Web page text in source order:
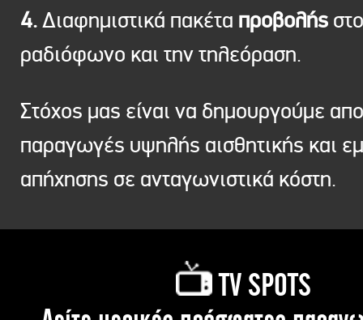
4.Διαφημιστικά πακέτα προβολής στο
ραδιόφωνο και την τηλεόραση.
Στόχος μας είναι να δημουργούμε
παραγωγές υψηλής αισθητικής και
απήχησης σε ανταγωνιστικά κόστη.
TV SPOTS